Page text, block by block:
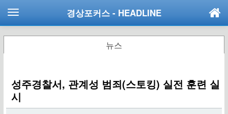
경상포커스 - HEADLINE
뉴스
성주경찰서, 관계성 범죄(스토킹) 실전 훈련 실
시